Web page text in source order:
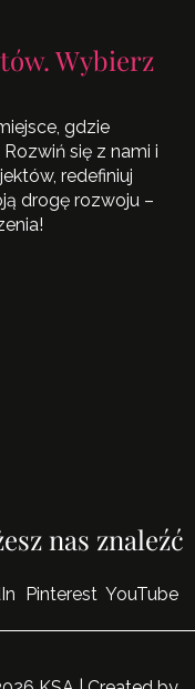
Wybierz
gdzie
się z nami i
redefiniuj
drogę rozwoju –
nas znaleźć
Pinterest YouTube